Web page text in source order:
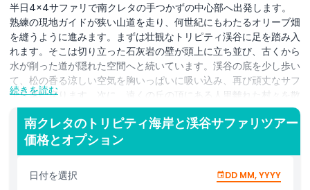
半日4×4サファリで南クレタの手つかずの中心部へ出発します。
熟練の現地ガイドが狭い山道を走り、何世紀にもわたるオリーブ畑
を縫うように進みます。まずは壮観なトリピティ渓谷に足を踏み入
れます。そこは切り立った石灰岩の壁が頭上に立ち並び、古くから
水が削った道が隠れた空間へと続いています。渓谷の底を少し歩い
て、松の香る涼しい空気を胸いっぱいに吸い込み、再び頑丈なサフ
ァリ車に戻ります。次に、遠くの丘の頂にある人里離れた村々を散
策し、白壁の家々や親しみやすい地元の人々、手作りの陶器店が広
がる海のパノラマを背景にした伝統的なクレタの暮らしに浸りま
す。そして、滑らかな白い小石が透き通ったターコイズ色の海へと
続くトリピティビーチの人里離れた入り江へ降りていきます。泳い
だり日光浴をしたり、岸辺に腰を下ろして波が足元を打つのを感じ
ながら水を一口飲んでのんびり過ごす時間をお楽しみください。帰
続きを読む
南クレタのトリピティ海岸と渓谷サファリツアー
価格とオプション
日付を選択 DD MM, YYYY